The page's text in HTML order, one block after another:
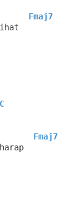
Fmaj7
C
Fmaj7